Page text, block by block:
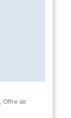
, Offre de